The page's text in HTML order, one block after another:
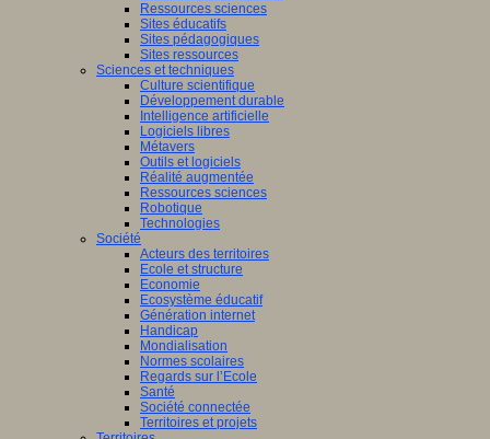
Ressources sciences
Sites éducatifs
Sites pédagogiques
Sites ressources
Sciences et techniques
Culture scientifique
Développement durable
Intelligence artificielle
Logiciels libres
Métavers
Outils et logiciels
Réalité augmentée
Ressources sciences
Robotique
Technologies
Société
Acteurs des territoires
Ecole et structure
Economie
Ecosystème éducatif
Génération internet
Handicap
Mondialisation
Normes scolaires
Regards sur l’Ecole
Santé
Société connectée
Territoires et projets